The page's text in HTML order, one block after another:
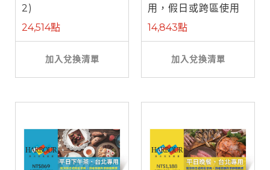
2)
24,514點
加入兌換清單
用，假日或跨區使用
需補差額)
14,843點
加入兌換清單